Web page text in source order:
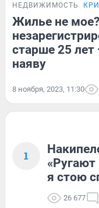
НЕДВИЖИМОСТЬ
Жилье не
старше 25
наяву
8 ноября, 2023, 11:30
1
я стою
26 677